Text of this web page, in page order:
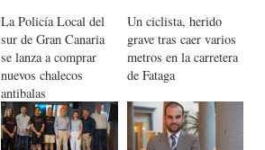
La Policía Local del
sur de Gran Canaria
se lanza a comprar
nuevos chalecos
antibalas
Un ciclista, herido
grave tras caer varios
metros en la carretera
de Fataga